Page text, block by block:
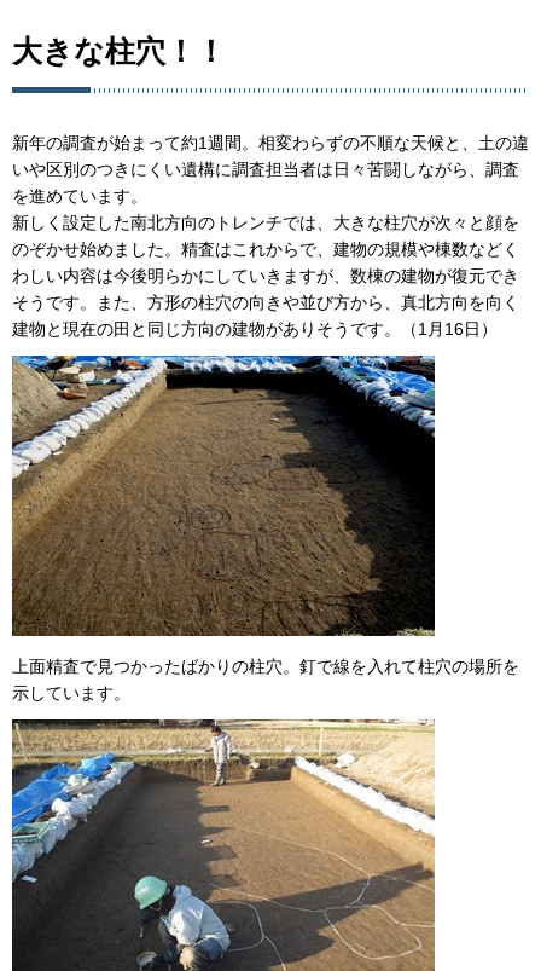
大きな柱穴！！
新年の調査が始まって約1週間。相変わらずの不順な天候と、土の違
いや区別のつきにくい遺構に調査担当者は日々苦闘しながら、調査
を進めています。
新しく設定した南北方向のトレンチでは、大きな柱穴が次々と顔を
のぞかせ始めました。精査はこれからで、建物の規模や棟数などく
わしい内容は今後明らかにしていきますが、数棟の建物が復元でき
そうです。また、方形の柱穴の向きや並び方から、真北方向を向く
建物と現在の田と同じ方向の建物がありそうです。（1月16日）
上面精査で見つかったばかりの柱穴。釘で線を入れて柱穴の場所を
示しています。